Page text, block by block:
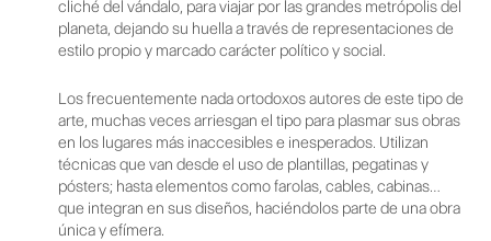
cliché del vándalo, para viajar por las grandes metrópolis del
planeta, dejando su huella a través de representaciones de
estilo propio y marcado carácter político y social.
Los frecuentemente nada ortodoxos autores de este tipo de
arte, muchas veces arriesgan el tipo para plasmar sus obras
en los lugares más inaccesibles e inesperados. Utilizan
técnicas que van desde el uso de plantillas, pegatinas y
pósters; hasta elementos como farolas, cables, cabinas…
que integran en sus diseños, haciéndolos parte de una obra
única y efímera.